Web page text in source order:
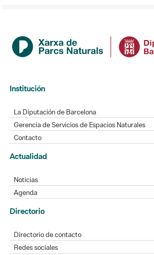
Institución
La Diputación de Barcelona
Gerencia de Servicios de Espacios Naturales
Contacto
Actualidad
Noticias
Agenda
Directorio
Directorio de contacto
Redes sociales